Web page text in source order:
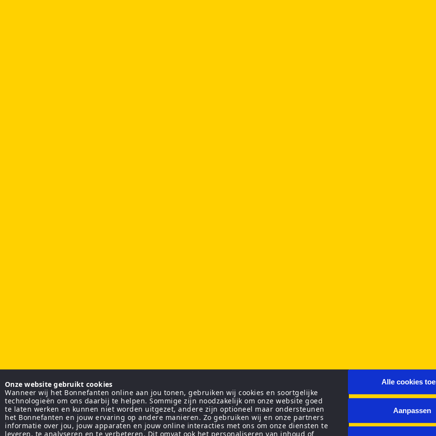
Onze website gebruikt cookies
Wanneer wij het Bonnefanten online aan jou tonen, gebruiken wij cookies en soortgelijke
technologieën om ons daarbij te helpen. Sommige zijn noodzakelijk om onze website goed
te laten werken en kunnen niet worden uitgezet, andere zijn optioneel maar ondersteunen
het Bonnefanten en jouw ervaring op andere manieren. Zo gebruiken wij en onze partners
informatie over jou, jouw apparaten en jouw online interacties met ons om onze diensten te
leveren, te analyseren en te verbeteren. Dit omvat ook het personaliseren van inhoud of
Alle cookies
Aanpassen